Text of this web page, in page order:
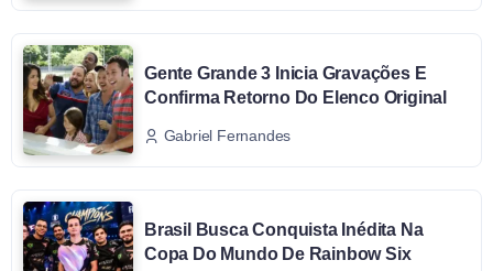
Gente Grande 3 Inicia Gravações E
Confirma Retorno Do Elenco Original
Gabriel Fernandes
Brasil Busca Conquista Inédita Na
Copa Do Mundo De Rainbow Six